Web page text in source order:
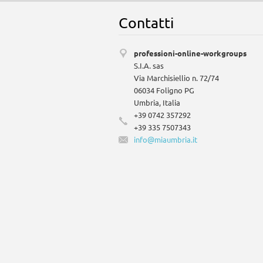
Contatti
professioni-online-workgroups
S.I.A. sas
Via Marchisiellio n. 72/74
06034 Foligno PG
Umbria, Italia
+39 0742 357292
+39 335 7507343
info@miaumbria.it